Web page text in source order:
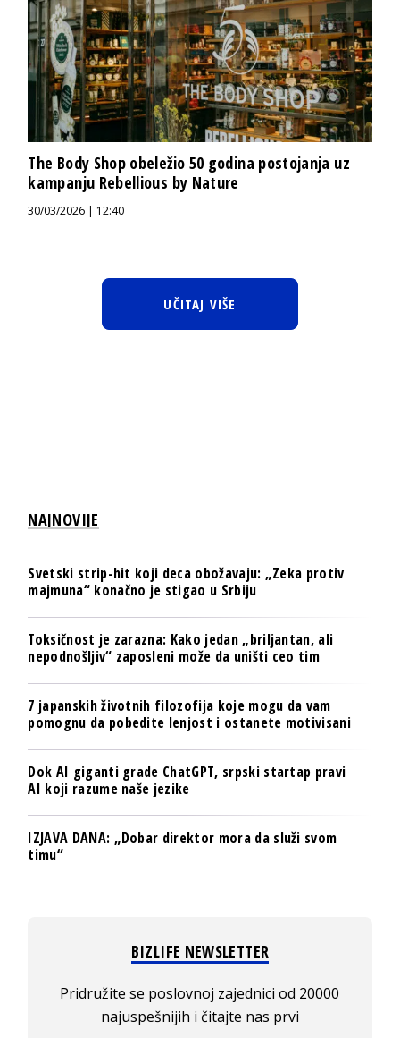
The Body Shop obeležio 50 godina postojanja uz
kampanju Rebellious by Nature
30/03/2026 | 12:40
UČITAJ VIŠE
NAJNOVIJE
Svetski strip-hit koji deca obožavaju: „Zeka protiv
majmuna“ konačno je stigao u Srbiju
Toksičnost je zarazna: Kako jedan „briljantan, ali
nepodnošljiv“ zaposleni može da uništi ceo tim
7 japanskih životnih filozofija koje mogu da vam
pomognu da pobedite lenjost i ostanete motivisani
Dok AI giganti grade ChatGPT, srpski startap pravi
AI koji razume naše jezike
IZJAVA DANA: „Dobar direktor mora da služi svom
timu“
BIZLIFE NEWSLETTER
Pridružite se poslovnoj zajednici od 20000
najuspešnijih i čitajte nas prvi